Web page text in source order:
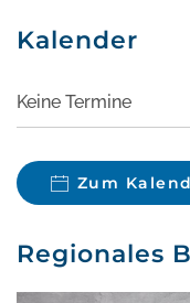
Kalender
Keine Termine
Zum
Regionales